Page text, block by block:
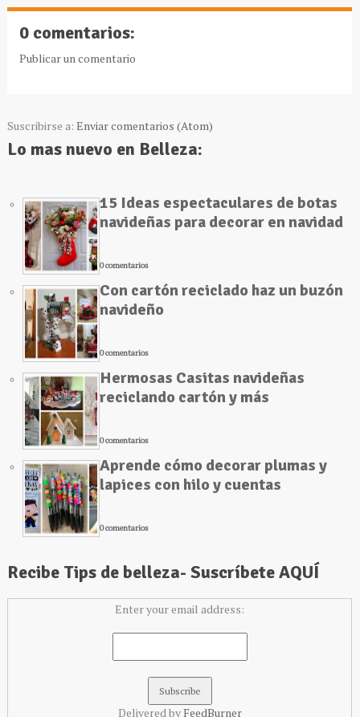
0 comentarios:
Publicar un comentario
Suscribirse a: Enviar comentarios (Atom)
Lo mas nuevo en Belleza:
15 Ideas espectaculares de botas
navideñas para decorar en navidad
0 comentarios
Con cartón reciclado haz un buzón
navideño
0 comentarios
Hermosas Casitas navideñas
reciclando cartón y más
0 comentarios
Aprende cómo decorar plumas y
lapices con hilo y cuentas
0 comentarios
Recibe Tips de belleza- Suscríbete AQUÍ
Enter your email address:
Delivered by FeedBurner